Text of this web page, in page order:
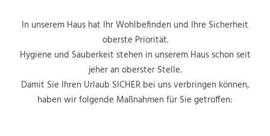
In unserem Haus hat Ihr Wohlbefinden und Ihre Sicherheit
oberste Priorität.
Hygiene und Sauberkeit stehen in unserem Haus schon seit
jeher an oberster Stelle.
Damit Sie Ihren Urlaub SICHER bei uns verbringen können,
haben wir folgende Maßnahmen für Sie getroffen: